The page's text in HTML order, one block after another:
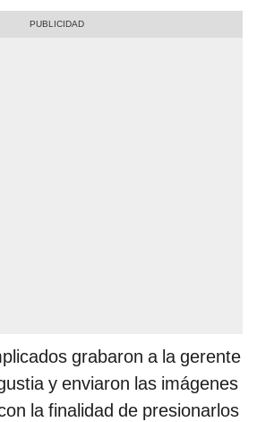
grabaron a la gerente
y enviaron las imágenes
la finalidad de presionarlos